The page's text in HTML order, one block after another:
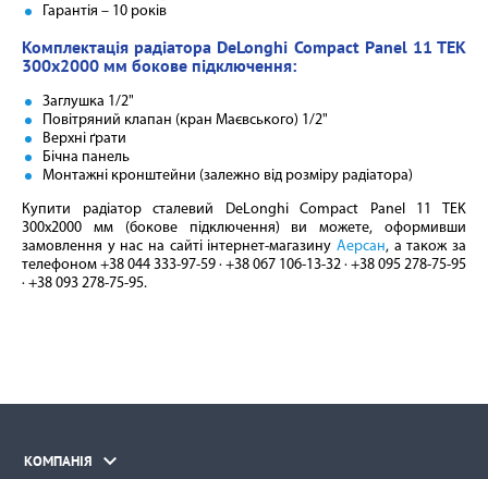
Гарантія – 10 років
Комплектація радіатора DeLonghi Compact Panel 11 TEK
300x2000 мм бокове підключення:
Заглушка 1/2"
Повітряний клапан (кран Маєвського) 1/2"
Верхні ґрати
Бічна панель
Монтажні кронштейни (залежно від розміру радіатора)
Купити радіатор сталевий DeLonghi Compact Panel 11 TEK
300x2000 мм (бокове підключення) ви можете, оформивши
замовлення у нас на сайті інтернет-магазину Аерсан, а також за
телефоном +38 044 333-97-59 · +38 067 106-13-32 · +38 095 278-75-95
· +38 093 278-75-95.
КОМПАНІЯ 